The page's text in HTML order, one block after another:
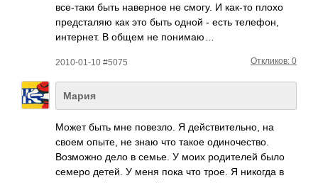
все-­таки быть наве­рное не смогу. И как-то плохо
пред­сталяю как это быть одной - есть теле­фон,
инте­рнет. В общем не понимаю…
2010-01-10 #5075 Откликов: 0
Мария
Может быть мне пове­зло. Я дейс­твит­ельно, на
своем опыте, не знаю что такое один­очес­тво.
Возм­ожно дело в семье. У моих роди­телей было
семеро детей. У меня пока что трое. Я никогда в